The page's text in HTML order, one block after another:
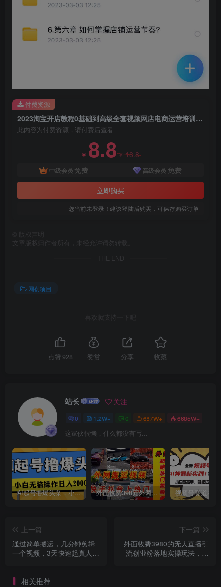
2023淘宝开店教程0基础到高级全套视频网店电商运营培训教学课程（2月更新）
此内容为付费资源，请付费后查看
￥ 8.8￥18.8
中级会员 免费 高级会员 免费
立即购买
您当前未登录！建议登陆后购买，可保存购买订单
付费资源
版权声明
文章版权归作者所有，未经允许请勿转载。
THE END
网创项目
喜欢就支持一下吧
点赞 928 赞赏 分享 收藏
站长 关注
0 1.2W+ 0 667W+ 6685W+
这家伙很懒，什么都没有写...
AI起号撸爆头条，小白也能操作，日入2000+ 外面收费398元外网超跑豪车汽车视频搬运至快手抖音上热门项目
上一篇
通过简单搬运，几分钟剪辑
一个视频，3天快速起真人千
下一篇
外面收费3980的无人直播引
流创业粉落地实操玩法，单
相关推荐